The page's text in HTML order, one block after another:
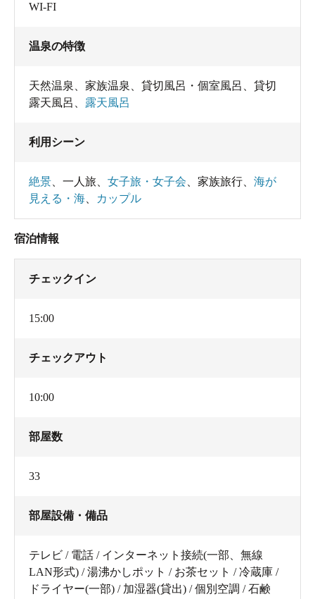
WI-FI
温泉の特徴
天然温泉 家族温泉 貸切風呂・個室風呂
貸切
露天風呂
露天風呂
利用シーン
絶景 一人旅 女子旅・女子会 家族旅行
海が
見える・海
カップル
宿泊情報
チェックイン
15:00
チェックアウト
10:00
部屋数
33
部屋設備・備品
テレビ / 電話 / インターネット接続(一部、無線
LAN形式) / 湯沸かしポット / お茶セット / 冷蔵庫 /
ドライヤー(一部) / 加湿器(貸出) / 個別空調 / 石鹸